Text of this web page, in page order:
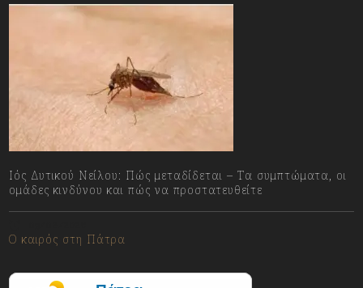
Ιός Δυτικού Νείλου: Πώς μεταδίδεται – Τα συμπτώματα, οι
ομάδες κινδύνου και πώς να προστατευθείτε
Ο καιρός στη Πάτρα